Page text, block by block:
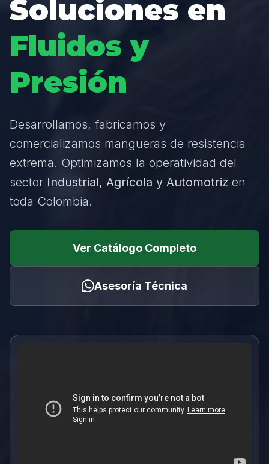
Soluciones en
Fluidos y
Presión
Desarrollamos, fabricamos y
comercializamos mangueras de resistencia
extrema. Optimizamos la operatividad del
sector Industrial, Agrícola y Automotriz en
toda Colombia.
Ver Catálogo Completo
Asesoría Técnica